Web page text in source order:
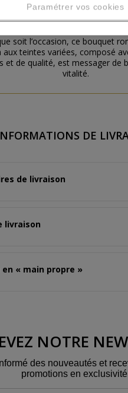
DESCRIPTION DU
soit l’occasion, ce bouquet
aux teintes variées, composé
et de qualité, est messager de
vitalité.
DE
de livraison
livraison
en « main propre »
NOTRE
des nouveautés et
promotions en
Paramétrer vos cookies